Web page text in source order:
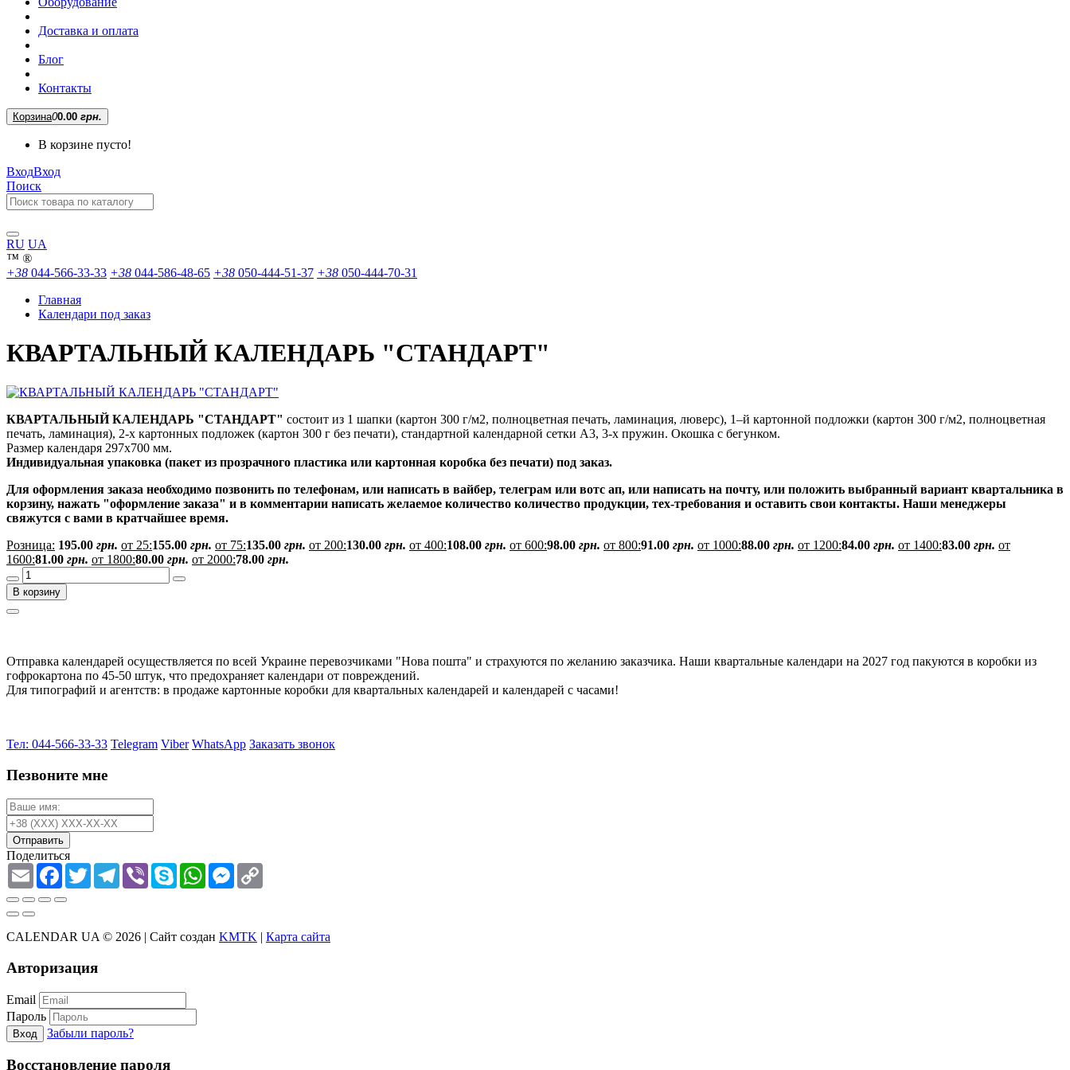
Доставка и оплата
Блог
Контакты
Корзина00.00 грн.
В корзине пусто!
ВходВход
Поиск
RU UA
™ ®
+38 044-566-33-33 +38 044-586-48-65 +38 050-444-51-37 +38 050-444-70-31
Главная
Календари под заказ
КВАРТАЛЬНЫЙ КАЛЕНДАРЬ "СТАНДАРТ"
КВАРТАЛЬНЫЙ КАЛЕНДАРЬ "СТАНДАРТ" состоит из 1 шапки (картон 300 г/м2, полноцветная печать, ламинация, люверс), 1–й картонной подложки (картон 300 г/м2, полноцветная
печать, ламинация), 2-х картонных подложек (картон 300 г без печати), стандартной календарной сетки А3, 3-х пружин. Окошка с бегунком.
Размер календаря 297х700 мм.
Индивидуальная упаковка (пакет из прозрачного пластика или картонная коробка без печати) под заказ.
Для оформления заказа необходимо позвонить по телефонам, или написать в вайбер, телеграм или вотс ап, или написать на почту, или положить выбранный вариант квартальника в
корзину, нажать "оформление заказа" и в комментарии написать желаемое количество количество продукции, тех-требования и оставить свои контакты. Наши менеджеры
свяжутся с вами в кратчайшее время.
Розница: 195.00 грн. от 25:155.00 грн. от 75:135.00 грн. от 200:130.00 грн. от 400:108.00 грн. от 600:98.00 грн. от 800:91.00 грн. от 1000:88.00 грн. от 1200:84.00 грн. от 1400:83.00 грн. от
1600:81.00 грн. от 1800:80.00 грн. от 2000:78.00 грн.
В корзину
Отправка календарей осуществляется по всей Украине перевозчиками "Нова пошта" и страхуются по желанию заказчика. Наши квартальные календари на 2027 год пакуются в коробки из
гофрокартона по 45-50 штук, что предохраняет календари от повреждений.
Для типографий и агентств: в продаже картонные коробки для квартальных календарей и календарей с часами!
Тел: 044-566-33-33 Telegram Viber WhatsApp Заказать звонок
Пезвоните мне
Отправить
Поделиться
Email Facebook
TwitterTelegram
Viber Skype WhatsAppMessenger
CALENDAR UA © 2026 | Сайт создан KMTK | Карта сайта
Авторизация
Email
Пароль
Вход Забыли пароль?
Восстановление пароля